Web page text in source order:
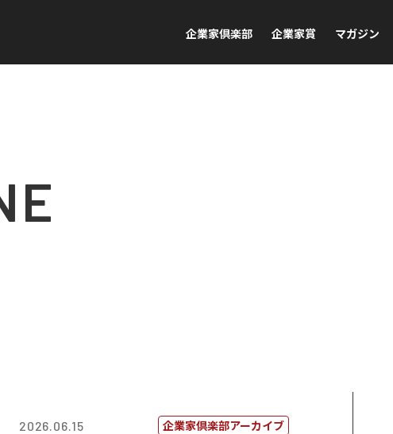
企業家倶楽部 企業家賞 マガジン
2026.06.15 企業家倶楽部アーカイブ